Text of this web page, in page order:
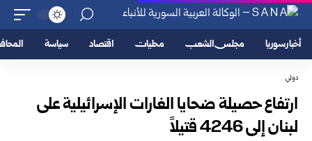
أخبار سوريا مجلس الشعب محليات اقتصاد سياسة
دولي
ارتفاع حصيلة ضحايا الغارات الإسرائيلية على
لبنان إلى 4246 قتيلاً